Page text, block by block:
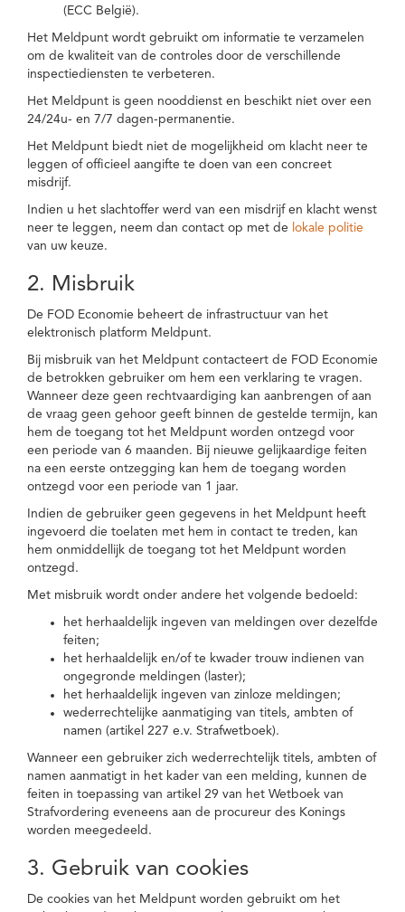
(ECC België).
Het Meldpunt wordt gebruikt om informatie te verzamelen
om de kwaliteit van de controles door de verschillende
inspectiediensten te verbeteren.
Het Meldpunt is geen nooddienst en beschikt niet over een
24/24u- en 7/7 dagen-permanentie.
Het Meldpunt biedt niet de mogelijkheid om klacht neer te
leggen of officieel aangifte te doen van een concreet
misdrijf.
Indien u het slachtoffer werd van een misdrijf en klacht wenst
neer te leggen, neem dan contact op met de lokale politie
van uw keuze.
2. Misbruik
De FOD Economie beheert de infrastructuur van het
elektronisch platform Meldpunt.
Bij misbruik van het Meldpunt contacteert de FOD Economie
de betrokken gebruiker om hem een verklaring te vragen.
Wanneer deze geen rechtvaardiging kan aanbrengen of aan
de vraag geen gehoor geeft binnen de gestelde termijn, kan
hem de toegang tot het Meldpunt worden ontzegd voor
een periode van 6 maanden. Bij nieuwe gelijkaardige feiten
na een eerste ontzegging kan hem de toegang worden
ontzegd voor een periode van 1 jaar.
Indien de gebruiker geen gegevens in het Meldpunt heeft
ingevoerd die toelaten met hem in contact te treden, kan
hem onmiddellijk de toegang tot het Meldpunt worden
ontzegd.
Met misbruik wordt onder andere het volgende bedoeld:
het herhaaldelijk ingeven van meldingen over dezelfde
feiten;
het herhaaldelijk en/of te kwader trouw indienen van
ongegronde meldingen (laster);
het herhaaldelijk ingeven van zinloze meldingen;
wederrechtelijke aanmatiging van titels, ambten of
namen (artikel 227 e.v. Strafwetboek).
Wanneer een gebruiker zich wederrechtelijk titels, ambten of
namen aanmatigt in het kader van een melding, kunnen de
feiten in toepassing van artikel 29 van het Wetboek van
Strafvordering eveneens aan de procureur des Konings
worden meegedeeld.
3. Gebruik van cookies
De cookies van het Meldpunt worden gebruikt om het